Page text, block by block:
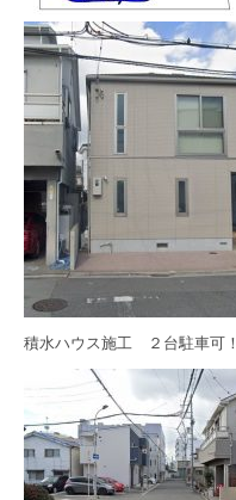
積水ハウス施工 ２台駐車可！